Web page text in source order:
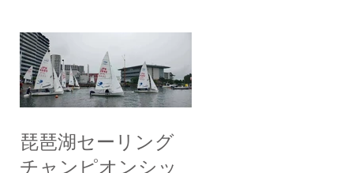
琵琶湖セーリング
チャンピオンシッ